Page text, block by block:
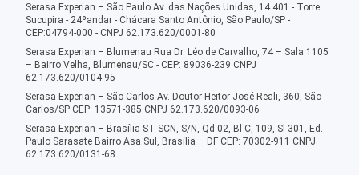
Serasa Experian – São Paulo Av. das Nações Unidas, 14.401 - Torre
Sucupira - 24ºandar - Chácara Santo Antônio, São Paulo/SP -
CEP:04794-000 - CNPJ 62.173.620/0001-80
Serasa Experian – Blumenau Rua Dr. Léo de Carvalho, 74 – Sala 1105
– Bairro Velha, Blumenau/SC - CEP: 89036-239 CNPJ
62.173.620/0104-95
Serasa Experian – São Carlos Av. Doutor Heitor José Reali, 360, São
Carlos/SP CEP: 13571-385 CNPJ 62.173.620/0093-06
Serasa Experian – Brasília ST SCN, S/N, Qd 02, Bl C, 109, Sl 301, Ed.
Paulo Sarasate Bairro Asa Sul, Brasília – DF CEP: 70302-911 CNPJ
62.173.620/0131-68